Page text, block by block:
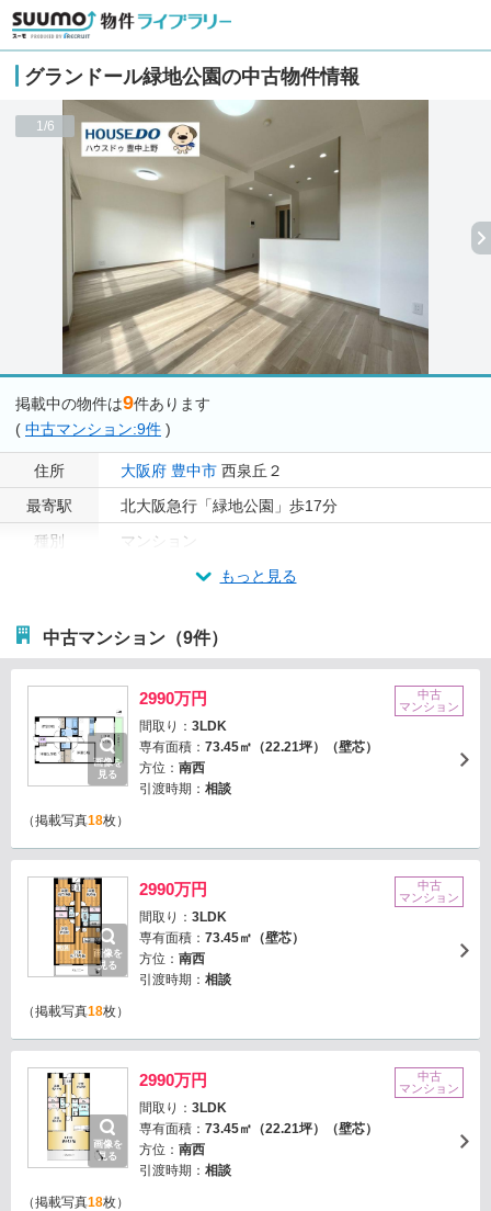
グランドール緑地公園の中古物件情報
1/6
掲載中の物件は9件あります
( 中古マンション:9件 )
住所 大阪府 豊中市 西泉丘２
最寄駅
北大阪急行「緑地公園」歩17分
種別
マンション
もっと見る
中古マンション（9件）
画像を
見る
2990万円
間取り： 3LDK
専有面積： 73.45㎡（22.21坪）（壁芯）
方位： 南西
引渡時期： 相談
中古
マンション
（掲載写真18枚）
画像を
見る
2990万円
間取り： 3LDK
専有面積： 73.45㎡（壁芯）
方位： 南西
引渡時期： 相談
中古
マンション
（掲載写真18枚）
画像を
見る
2990万円
間取り： 3LDK
専有面積： 73.45㎡（22.21坪）（壁芯）
方位： 南西
引渡時期： 相談
中古
マンション
（掲載写真18枚）